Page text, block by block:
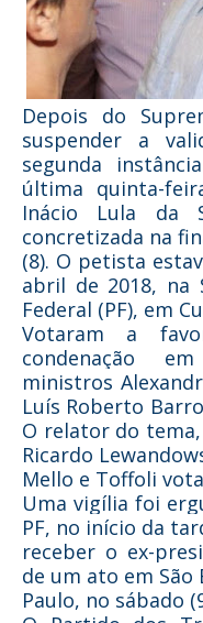
Depois do
suspender a
segunda
última quinta-
Inácio Lula da
concretizada na
(8). O petista
abril de 2018, na
Federal (PF), em
Votaram a
condenação
ministros
Luís Roberto
O relator do
Ricardo
Mello e Toffoli
Uma vigília foi
PF, no início da
receber o ex-
de um ato em São
Paulo, no sábado